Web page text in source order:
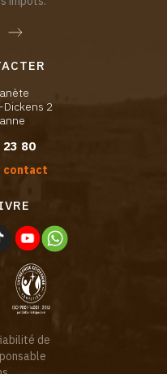
2
23 80
contact
de